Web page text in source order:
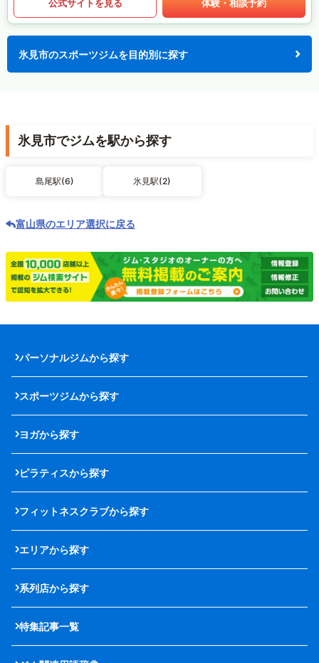
公式サイトを見る 体験・相談予約
氷見市のスポーツジムを目的別に探す
氷見市でジムを駅から探す
島尾駅(6) 氷見駅(2)
富山県のエリア選択に戻る
パーソナルジムから探す
スポーツジムから探す
ヨガから探す
ピラティスから探す
フィットネスクラブから探す
エリアから探す
系列店から探す
特集記事一覧